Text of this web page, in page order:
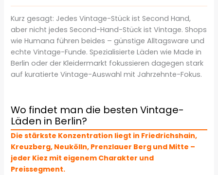
Kurz gesagt: Jedes Vintage-Stück ist Second Hand,
aber nicht jedes Second-Hand-Stück ist Vintage. Shops
wie Humana führen beides – günstige Alltagsware und
echte Vintage-Funde. Spezialisierte Läden wie Made in
Berlin oder der Kleidermarkt fokussieren dagegen stark
auf kuratierte Vintage-Auswahl mit Jahrzehnte-Fokus.
Wo findet man die besten Vintage-
Läden in Berlin?
Die stärkste Konzentration liegt in Friedrichshain,
Kreuzberg, Neukölln, Prenzlauer Berg und Mitte –
jeder Kiez mit eigenem Charakter und
Preissegment.